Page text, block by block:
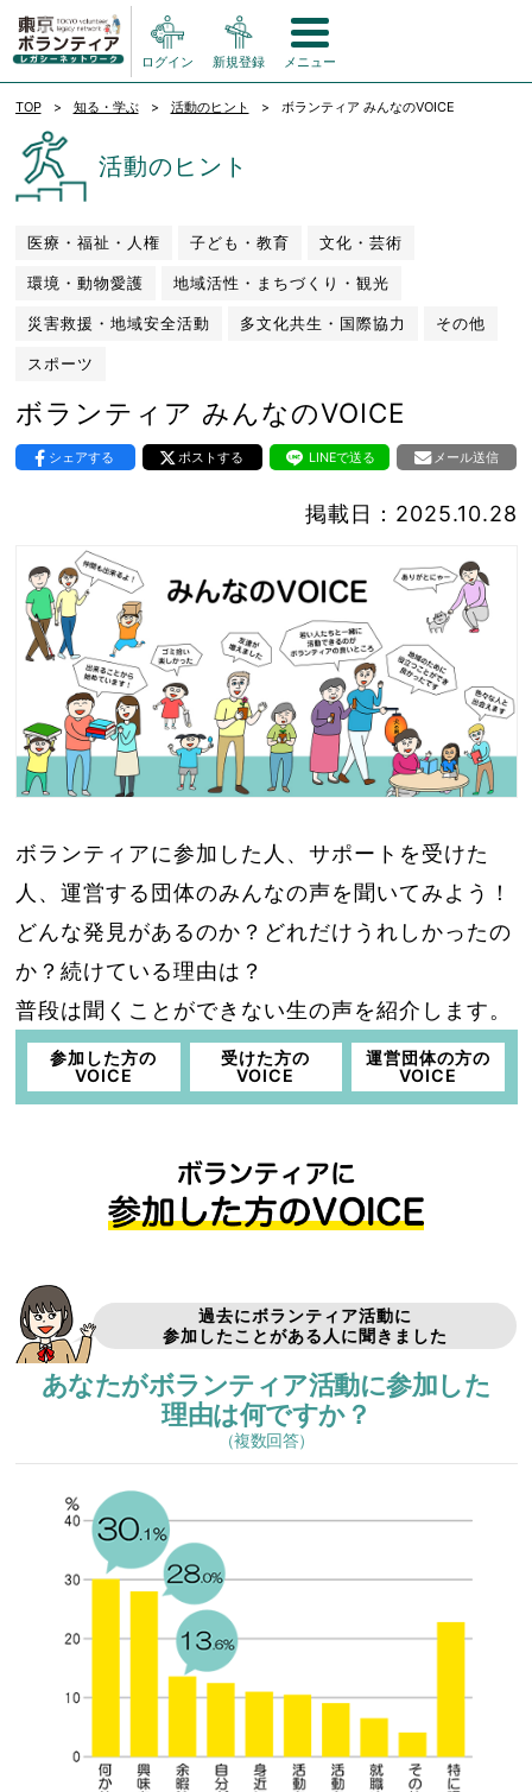
ログイン 新規登録 メニュー
TOP 知る・学ぶ 活動のヒント ボランティア みんなのVOICE
活動のヒント
医療・福祉・人権 子ども・教育 文化・芸術
環境・動物愛護 地域活性・まちづくり・観光
災害救援・地域安全活動 多文化共生・国際協力 その他
スポーツ
ボランティア みんなのVOICE
シェアする ポストする LINEで送る メール送信
掲載日：2025.10.28
ボランティアに参加した人、サポートを受けた
人、運営する団体のみんなの声を聞いてみよう！
どんな発見があるのか？どれだけうれしかったの
か？続けている理由は？
普段は聞くことができない生の声を紹介します。
参加した方の
VOICE
受けた方の
VOICE
運営団体の方の
VOICE
過去にボランティア活動に
参加したことがある人に聞きました
あなたがボランティア活動に参加した
理由は何ですか？
（複数回答）